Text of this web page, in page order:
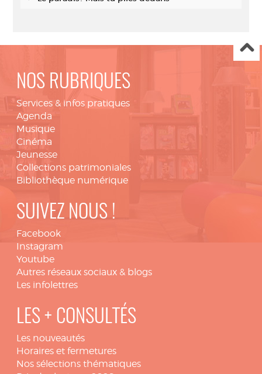
NOS RUBRIQUES
Services & infos pratiques
Agenda
Musique
Cinéma
Jeunesse
Collections patrimoniales
Bibliothèque numérique
SUIVEZ NOUS !
Facebook
Instagram
Youtube
Autres réseaux sociaux & blogs
Les infolettres
LES + CONSULTÉS
Les nouveautés
Horaires et fermetures
Nos sélections thématiques